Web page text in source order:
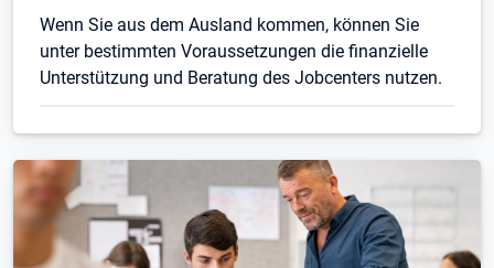
Wenn Sie aus dem Ausland kommen, können Sie
unter bestimmten Voraussetzungen die finanzielle
Unterstützung und Beratung des Jobcenters nutzen.